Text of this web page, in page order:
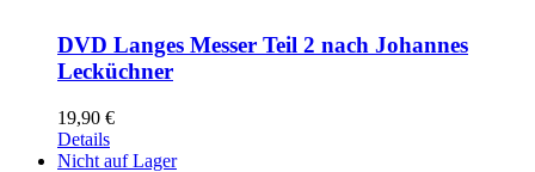
DVD Langes Messer Teil 2 nach Johannes
Lecküchner
19,90 €
Details
Nicht auf Lager